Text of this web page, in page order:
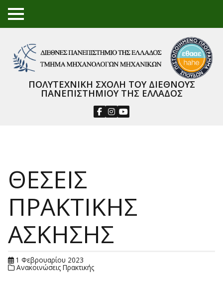
TO
GGL
NU
ΠΟΛΥΤΕΧΝΙΚΗ ΣΧΟΛΗ ΤΟΥ ΔΙΕΘΝΟΥΣ
ΠΑΝΕΠΙΣΤΗΜΙΟΥ ΤΗΣ ΕΛΛΑΔΟΣ
ΘΕΣΕΙΣ
ΠΡΑΚΤΙΚΗΣ
ΑΣΚΗΣΗΣ
1 Φεβρουαρίου 2023
Ανακοινώσεις Πρακτικής